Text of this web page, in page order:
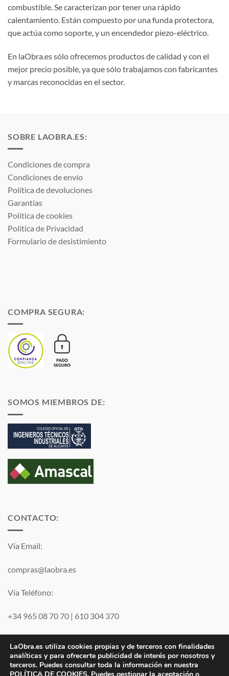
combustible. Se caracterizan por tener una rápido
calentamiento. Están compuesto por una funda protectora,
que actúa como soporte, y un encendedor piezo-eléctrico.
En laObra.es sólo ofrecemos productos de calidad y con el
mejor precio posible, ya que sólo trabajamos con fabricantes
y marcas reconocidas en el sector.
SOBRE LAOBRA.ES:
Condiciones de compra
Condiciones de envío
Política de devoluciones
Garantías
Política de cookies
Política de Privacidad
Formulario de desistimiento
COMPRA SEGURA:
SOMOS MIEMBROS DE:
CONTACTO:
Vía Email:
compras@laobra.es
Vía Teléfono:
+34 965 08 70 70 | 610 304 370
Visa PayPal MasterCard
LaObra.es utiliza cookies propias y de terceros con finalidades
analíticas y para ofrecerte publicidad de interés por nosotros y
terceros. Puedes consultar toda la información en nuestra